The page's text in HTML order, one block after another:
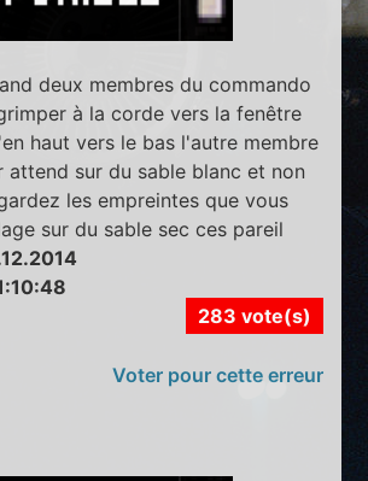
deux membres du commando
à la corde vers la fenêtre
haut vers le bas l'autre membre
attend sur du sable blanc et non
les empreintes que vous
sur du sable sec ces pareil
283 vote(s)
Voter pour cette erreur